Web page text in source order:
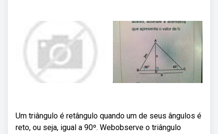
Um triângulo é retângulo quando um de seus ângulos é
reto, ou seja, igual a 90º. Webobserve o triângulo